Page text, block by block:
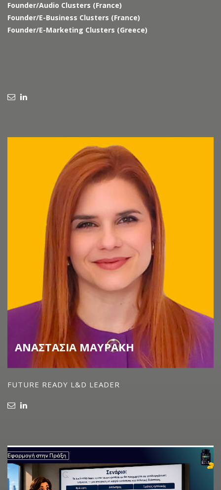
Founder/Audio Clusters (France)
Founder/E-Business Clusters (France)
Founder/E-Marketing Clusters (Greece)
ΑΝΑΣΤΑΣΙΑ ΜΑΥΡΑΚΗ
FUTURE READY L&D LEADER